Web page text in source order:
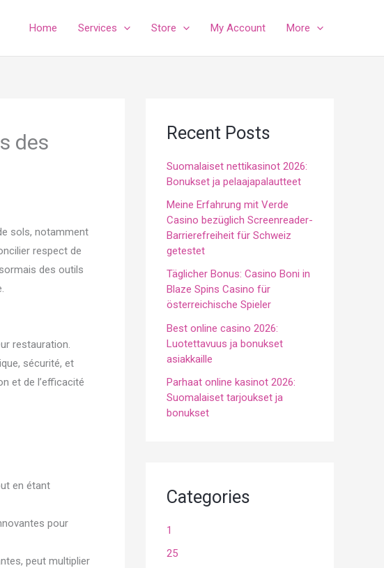
Home Services Store My Account More
des
sols, notamment
respect de
des outils
restauration.
sécurité, et
et de l’efficacité
en étant
pour
peut multiplier
Recent Posts
Suomalaiset nettikasinot 2026:
Bonukset ja pelaajapalautteet
Meine Erfahrung mit Verde
Casino bezüglich Screenreader-
Barrierefreiheit für Schweiz
getestet
Täglicher Bonus: Casino Boni in
Blaze Spins Casino für
österreichische Spieler
Best online casino 2026:
Luotettavuus ja bonukset
asiakkaille
Parhaat online kasinot 2026:
Suomalaiset tarjoukset ja
bonukset
Categories
1
25